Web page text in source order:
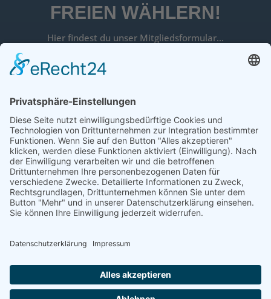
FREIEN WÄHLERN!
Hier findest du unser Mitgliedsformular…
Jetzt Mitglied werden
Erzähle von uns…
COOKIE-EINSTELLUNGEN